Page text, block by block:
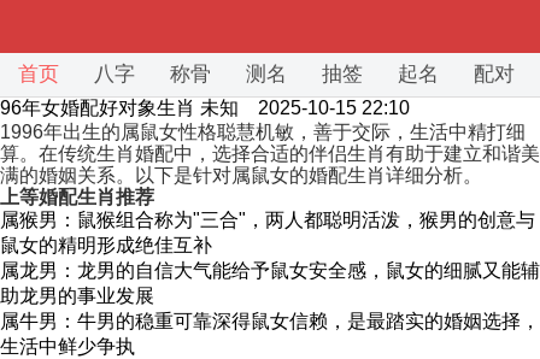
首页 八字 称骨 测名 抽签 起名 配对
96年女婚配好对象生肖 未知 2025-10-15 22:10
1996年出生的属鼠女性格聪慧机敏，善于交际，生活中精打细
算。在传统生肖婚配中，选择合适的伴侣生肖有助于建立和谐美
满的婚姻关系。以下是针对属鼠女的婚配生肖详细分析。
上等婚配生肖推荐
属猴男：鼠猴组合称为"三合"，两人都聪明活泼，猴男的创意与
鼠女的精明形成绝佳互补
属龙男：龙男的自信大气能给予鼠女安全感，鼠女的细腻又能辅
助龙男的事业发展
属牛男：牛男的稳重可靠深得鼠女信赖，是最踏实的婚姻选择，
生活中鲜少争执